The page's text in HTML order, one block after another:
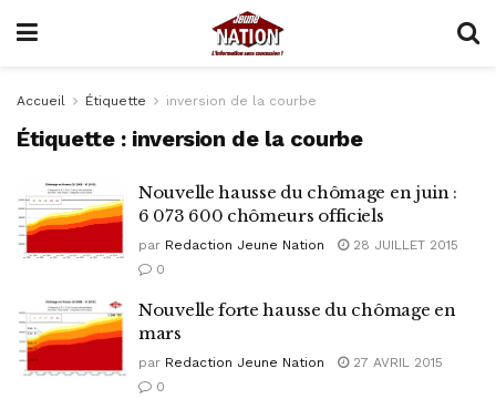
Accueil Étiquette inversion de la courbe
Étiquette : inversion de la courbe
Nouvelle hausse du chômage en juin :
6 073 600 chômeurs officiels
par Redaction Jeune Nation
28 JUILLET 2015
0
Nouvelle forte hausse du chômage en
mars
par Redaction Jeune Nation
27 AVRIL 2015
0